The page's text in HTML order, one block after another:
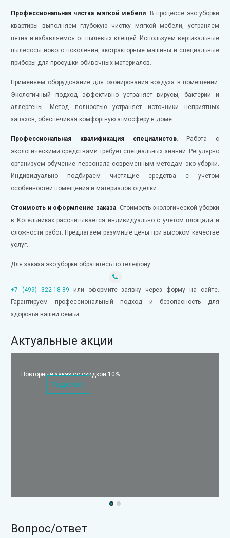
Профессиональная чистка мягкой мебели. В процессе эко уборки
квартиры выполняем глубокую чистку мягкой мебели, устраняем
пятна и избавляемся от пылевых клещей. Используем вертикальные
пылесосы нового поколения, экстракторные машины и специальные
приборы для просушки обивочных материалов.
Применяем оборудование для озонирования воздуха в помещении.
Экологичный подход эффективно устраняет вирусы, бактерии и
аллергены. Метод полностью устраняет источники неприятных
запахов, обеспечивая комфортную атмосферу в доме.
Профессиональная квалификация специалистов. Работа с
экологическими средствами требует специальных знаний. Регулярно
организуем обучение персонала современным методам эко уборки.
Индивидуально подбираем чистящие средства с учетом
особенностей помещения и материалов отделки.
Стоимость и оформление заказа. Стоимость экологической уборки
в Котельниках рассчитывается индивидуально с учетом площади и
сложности работ. Предлагаем разумные цены при высоком качестве
услуг.
Для заказа эко уборки обратитесь по телефону
+7 (499) 322-18-89 или оформите заявку через форму на сайте.
Гарантируем профессиональный подход и безопасность для
здоровья вашей семьи.
Актуальные акции
Повторный заказ со скидкой 10%
Подробнее
Вопрос/ответ